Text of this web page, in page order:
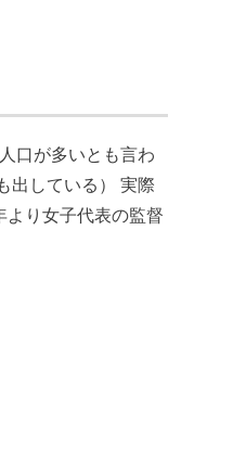
口が多いとも言わ
出している） 実際
より女子代表の監督